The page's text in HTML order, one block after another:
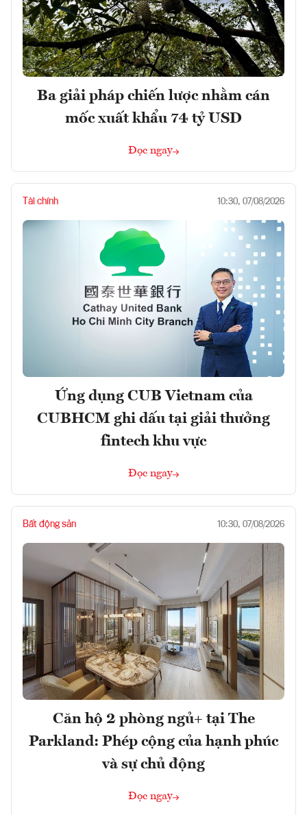
Ba giải pháp chiến lược nhằm cán
mốc xuất khẩu 74 tỷ USD
Đọc ngay
Tài chính 10:30, 07/08/2026
Ứng dụng CUB Vietnam của
CUBHCM ghi dấu tại giải thưởng
fintech khu vực
Đọc ngay
Bất động sản 10:30, 07/08/2026
Căn hộ 2 phòng ngủ+ tại The
Parkland: Phép cộng của hạnh phúc
và sự chủ động
Đọc ngay